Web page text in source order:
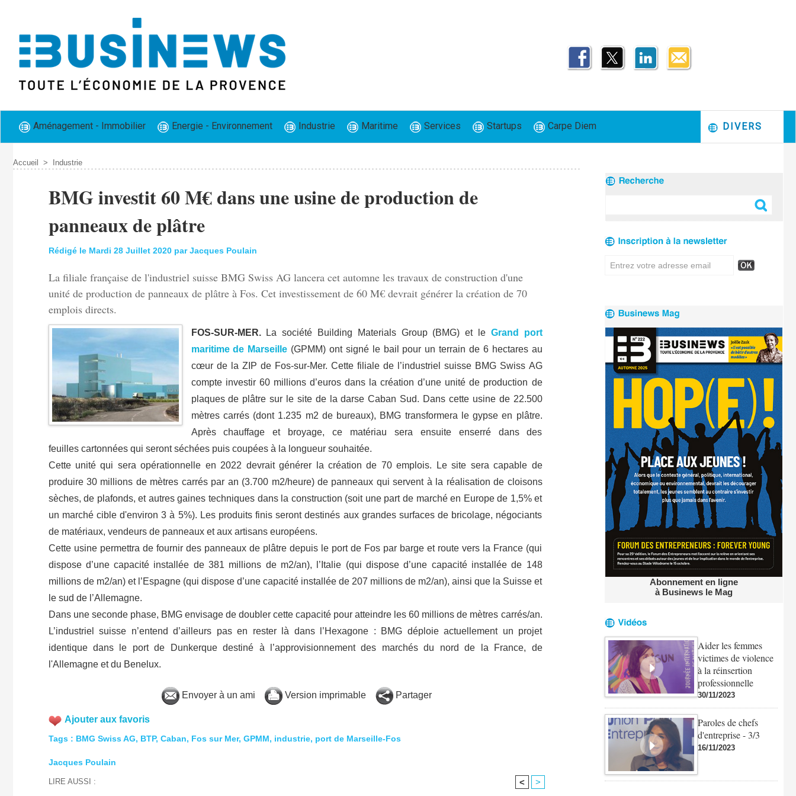
Aménagement - Immobilier Energie - Environnement Industrie Maritime Services Startups Carpe Diem DIVERS
Accueil > Industrie
BMG investit 60 M€ dans une usine de production de
panneaux de plâtre
Rédigé le Mardi 28 Juillet 2020 par Jacques Poulain
La filiale française de l'industriel suisse BMG Swiss AG lancera cet automne les travaux de construction d'une
unité de production de panneaux de plâtre à Fos. Cet investissement de 60 M€ devrait générer la création de 70
emplois directs.
FOS-SUR-MER.La société Building Materials Group (BMG) et le Grand port
maritime de Marseille (GPMM) ont signé le bail pour un terrain de 6 hectares au
cœur de la ZIP de Fos-sur-Mer. Cette filiale de l’industriel suisse BMG Swiss AG
compte investir 60 millions d’euros dans la création d’une unité de production de
plaques de plâtre sur le site de la darse Caban Sud. Dans cette usine de 22.500
mètres carrés (dont 1.235 m2 de bureaux), BMG transformera le gypse en plâtre.
Après chauffage et broyage, ce matériau sera ensuite enserré dans des
feuilles cartonnées qui seront séchées puis coupées à la longueur souhaitée.
Cette unité qui sera opérationnelle en 2022 devrait générer la création de 70 emplois. Le site sera capable de
produire 30 millions de mètres carrés par an (3.700 m2/heure) de panneaux qui servent à la réalisation de cloisons
sèches, de plafonds, et autres gaines techniques dans la construction (soit une part de marché en Europe de 1,5% et
un marché cible d'environ 3 à 5%). Les produits finis seront destinés aux grandes surfaces de bricolage, négociants
de matériaux, vendeurs de panneaux et aux artisans européens.
Cette usine permettra de fournir des panneaux de plâtre depuis le port de Fos par barge et route vers la France (qui
dispose d’une capacité installée de 381 millions de m2/an), l’Italie (qui dispose d’une capacité installée de 148
millions de m2/an) et l’Espagne (qui dispose d’une capacité installée de 207 millions de m2/an), ainsi que la Suisse et
le sud de l’Allemagne.
Dans une seconde phase, BMG envisage de doubler cette capacité pour atteindre les 60 millions de mètres carrés/an.
L’industriel suisse n’entend d’ailleurs pas en rester là dans l’Hexagone : BMG déploie actuellement un projet
identique dans le port de Dunkerque destiné à l’approvisionnement des marchés du nord de la France, de
l'Allemagne et du Benelux.
Envoyer à un ami Version imprimable Partager
Ajouter aux favoris
Tags: BMG Swiss AG, BTP, Caban, Fos sur Mer, GPMM, industrie, port de Marseille-Fos
Jacques Poulain
LIRE AUSSI : < >
Abonnement en ligne
à Businews le Mag
Aider les femmes
victimes de violence
à la réinsertion
professionnelle
30/11/2023
Paroles de chefs
d'entreprise - 3/3
16/11/2023